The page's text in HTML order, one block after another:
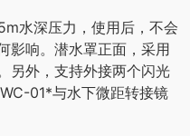
水深压力，使用后，不会
影响。潜水罩正面，采用
另外，支持外接两个闪光
01*与水下微距转接镜